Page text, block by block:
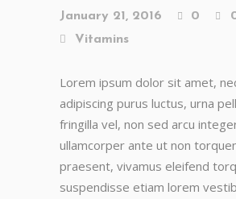
January 21, 2016 0
Vitamins
Lorem ipsum dolor sit amet,
adipiscing purus luctus, urna
fringilla vel, non sed arcu
ullamcorper ante ut non
praesent, vivamus eleifend
suspendisse etiam lorem